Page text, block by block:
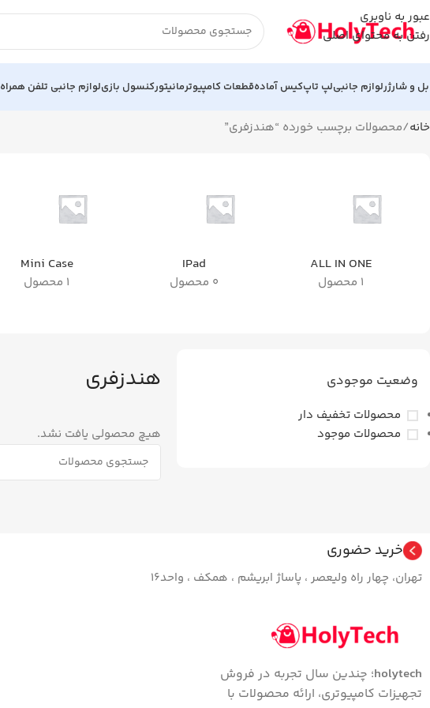
عبور به ناوبری
رفتن به محتوای اصلی
و شارژرلوازم جانبیلپ تاپکیس آمادهقطعات کامپیوترمانیتورکنسول بازیلوازم جانبی تلفن همراه
خانه محصولات برچسب خورده “هندزفری”
ALL IN ONE
1 محصول
IPad
0 محصول
Mini Case
1 محصول
وضعیت موجودی
محصولات تخفیف دار
محصولات موجود
هندزفری
هیچ محصولی یافت نشد.
خرید حضوری
تهران، چهار راه ولیعصر ، پاساژ ابریشم ، همکف ، واحد16
holytech؛ چندین سال تجربه در فروش
تجهیزات کامپیوتری، ارائه محصولات با